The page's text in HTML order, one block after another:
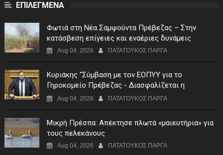
ΕΠΙΛΕΓΜΕΝΑ
Φωτιά στη Νέα Σαμψούντα Πρέβεζας – Στην
κατάσβεση επίγειες και εναέριες δυνάμεις
Aug 04, 2026 ΠΑΤΑΤΟΥΚΟΣ ΠΑΡΓΑ
Κυριάκης "Σύμβαση με τον ΕΟΠΥΥ για το
Γηροκομείο Πρέβεζας - Διασφαλίζεται η
χρηματοδότηση της λειτουργίας του"
Aug 04, 2026 ΠΑΤΑΤΟΥΚΟΣ ΠΑΡΓΑ
Μικρή Πρέσπα: Απέκτησε πλωτά «μαιευτήρια» για
τους πελεκάνους
Aug 04, 2026 ΠΑΤΑΤΟΥΚΟΣ ΠΑΡΓΑ